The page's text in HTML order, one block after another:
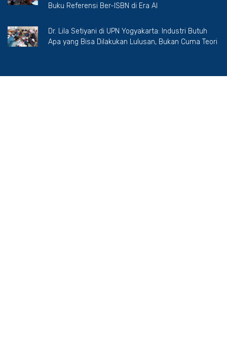
Buku Referensi Ber-ISBN di Era AI
Dr. Lila Setiyani di UPN Yogyakarta: Industri Butuh
Apa yang Bisa Dilakukan Lulusan, Bukan Cuma Teori